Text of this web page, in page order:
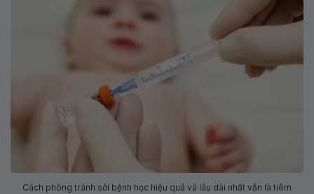
Cách phòng tránh sởi bệnh học hiệu quả và lâu dài nhất vẫn là tiêm